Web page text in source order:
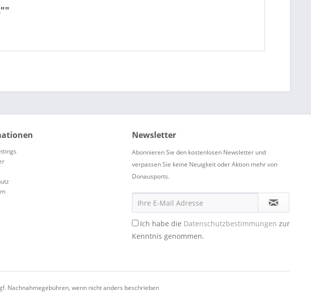
Newsletter
Abonnieren Sie den kostenlosen Newsletter und
verpassen Sie keine Neuigkeit oder Aktion mehr von
Donausports.
Ich habe die Datenschutzbestimmungen zur
Kenntnis genommen.
Nachnahmegebühren, wenn nicht anders beschrieben